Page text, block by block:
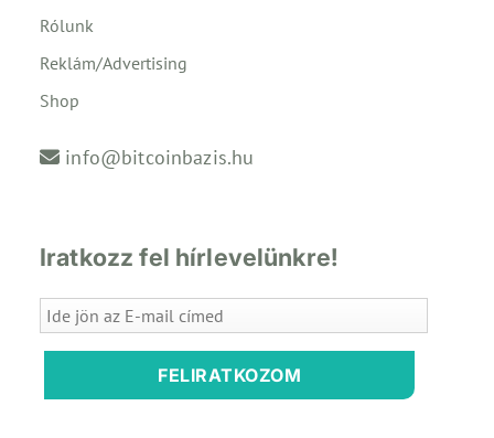
Rólunk
Reklám/Advertising
Shop
info@bitcoinbazis.hu
Iratkozz fel hírlevelünkre!
FELIRATKOZOM